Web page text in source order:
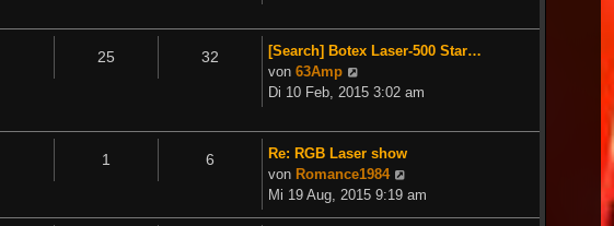
25 32
[Search] Botex Laser-500 Star…
von 63Amp
Beitrag
Di 10 Feb, 2015 3:02 am
1 6
Re: RGB Laser show
von Romance1984
Beitrag
Mi 19 Aug, 2015 9:19 am